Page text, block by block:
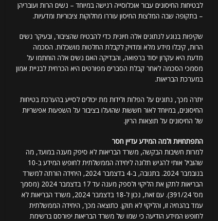
לבטיחות החיסונים עבור אוכלוסייה רגישה במיוחד – נשים הרות ועובריהן
– בתקופה שבה המלצות החיסון עוררו מחלוקות ציבוריות ומדעיות.
שקיפות בנוגע לנתונים אלה חיונית כדי להבטיח שהציבור, ובעיקר נשים
הרות, קיבלו מידע מלא ומדויק לקבלת החלטות מושכלות. הסכמה
מדעת היא עקרון יסוד ברפואה, והבדיקה האם נשים אלה הוחתמו על
מסמכי הסכמה לאחר קבלת הסברים מפורטים היא הכרחית לבניית אמון
במערכת הבריאות.
יתרה מכך, נתונים על הפלות ולידות מת יכולים לסייע בהערכת בטיחות
החיסונים, במיוחד לאור חששות שהועלו בציבור על השפעות אפשריות
של החיסונים על תוצאות הריון.
התפתחויות ולמה המידע עדיין חסר
למרות חשיבות הבקשה, משרד הבריאות לא סיפק מענה במועד, מה
שהוביל אותי להגיש תלונה ליחידה הממשלתית לחופש המידע ב-10
בנובמבר 2024. בתגובה, ב-4 בדצמבר 2024, היחידה הורתה למשרד
הבריאות לתקן את הליקוי ולספק מענה עד 17 בדצמבר 2024 (מסמך
מס’ 391/24). עם זאת, נכון ל-18 בדצמבר 2024, משרד הבריאות לא
עמד בהנחיה זו, והליקוי לא תוקן. כתוצאה מכך, היחידה הממשלתית
לחופש המידע הודיעה כי שמו של משרד הבריאות יפורסם ברשימת